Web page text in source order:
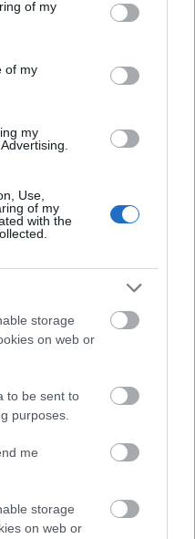
You may click to
its third-party tags to
purposes in below Google
of my
of my
my
Use,
of my
with the
storage
on web or
to be sent to
purposes.
me
storage
on web or
öröme, a ...
műszer nem!
a művészettörténet
lehet hinni?
vizsgált művek ...